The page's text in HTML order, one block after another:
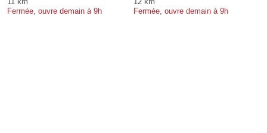
Fermée, ouvre demain à 9h
Fermée, ouvre demain à 9h